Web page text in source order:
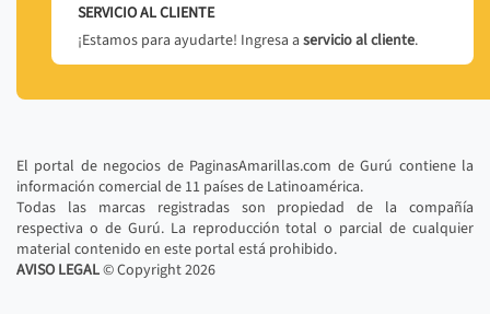
SERVICIO AL CLIENTE
¡Estamos para ayudarte! Ingresa a servicio al cliente.
El portal de negocios de PaginasAmarillas.com de Gurú contiene la
información comercial de 11 países de Latinoamérica.
Todas las marcas registradas son propiedad de la compañía
respectiva o de Gurú. La reproducción total o parcial de cualquier
material contenido en este portal está prohibido.
AVISO LEGAL© Copyright2026